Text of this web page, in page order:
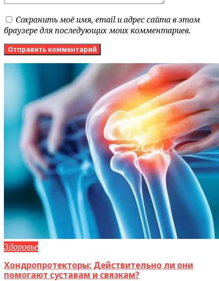
Сохранить моё имя, email и адрес сайта в этом
браузере для последующих моих комментариев.
Здоровье
Хондропротекторы: Действительно ли они
помогают суставам и связкам?